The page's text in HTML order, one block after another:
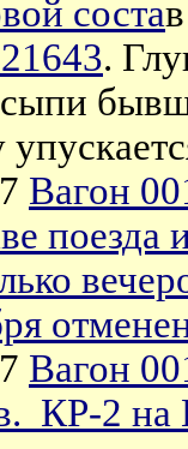
соста
.
Вагон
Вагон
КР-2 на